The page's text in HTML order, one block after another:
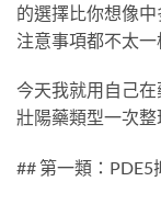
的選擇比你想像
注意事項都不太一
今天我就用自己
壯陽藥類型一次
## 第一類：